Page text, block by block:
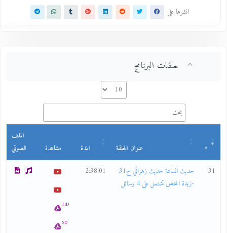
انشرها على
حلقات البرنامج
عنوان الحلقة المدة مشاهدة
الملف
الصوتي
31
حديث الساعة حديث زهرائي ح31
-زبدة المخض تشتمل على 4 رسائل
2:38:01
HD
SD